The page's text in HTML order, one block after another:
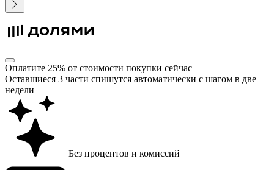
Оплатите 25% от стоимости покупки сейчас
Оставшиеся 3 части спишутся автоматически с шагом в две
недели
Без процентов и комиссий